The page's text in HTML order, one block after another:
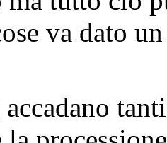
va dato